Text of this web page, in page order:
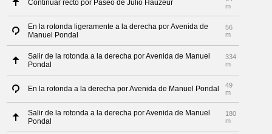
Continuar recto por Paseo de Julio Hauzeur
m
En la rotonda ligeramente a la derecha por Avenida de
Manuel Pondal
56
m
Salir de la rotonda a la derecha por Avenida de Manuel
Pondal
334
m
En la rotonda a la derecha por Avenida de Manuel Pondal
49
m
Salir de la rotonda a la derecha por Avenida de Manuel
Pondal
180
m